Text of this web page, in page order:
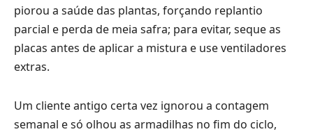
piorou a saúde das plantas, forçando replantio
parcial e perda de meia safra; para evitar, seque as
placas antes de aplicar a mistura e use ventiladores
extras.
Um cliente antigo certa vez ignorou a contagem
semanal e só olhou as armadilhas no fim do ciclo,